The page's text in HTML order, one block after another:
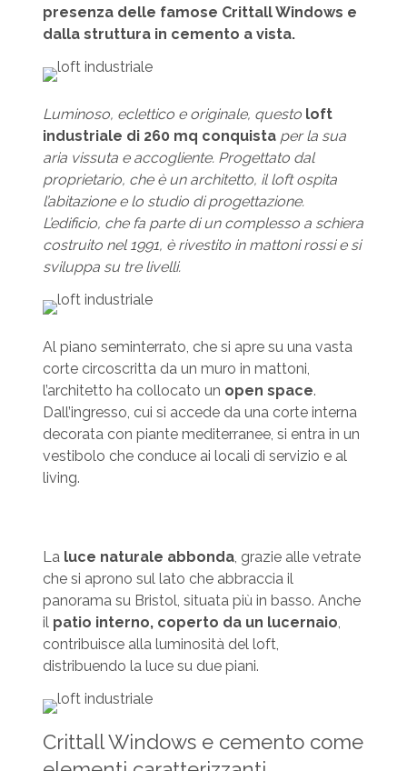
presenza delle famose Crittall Windows e
dalla struttura in cemento a vista.
Luminoso, eclettico e originale, questo loft
industriale di 260 mq conquistaper la sua
aria vissuta e accogliente. Progettato dal
proprietario, che è un architetto, il loft ospita
l’abitazione e lo studio di progettazione.
L’edificio, che fa parte di un complesso a schiera
costruito nel 1991, è rivestito in mattoni rossi e si
sviluppa su tre livelli.
Al piano seminterrato, che si apre su una vasta
corte circoscritta da un muro in mattoni,
l’architetto ha collocato un open space.
Dall’ingresso, cui si accede da una corte interna
decorata con piante mediterranee, si entra in un
vestibolo che conduce ai locali di servizio e al
living.
Laluce naturale abbonda, grazie alle vetrate
che si aprono sul lato che abbraccia il
panorama su Bristol, situata più in basso. Anche
il patio interno, coperto da un lucernaio,
contribuisce alla luminosità del loft,
distribuendo la luce su due piani.
Crittall Windows e cemento come